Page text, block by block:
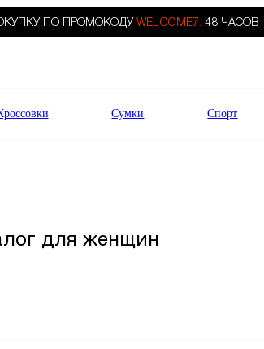
ПО ПРОМОКОДУ WELCOME7. 48 ЧАСОВ
Сумки Спорт
для женщин